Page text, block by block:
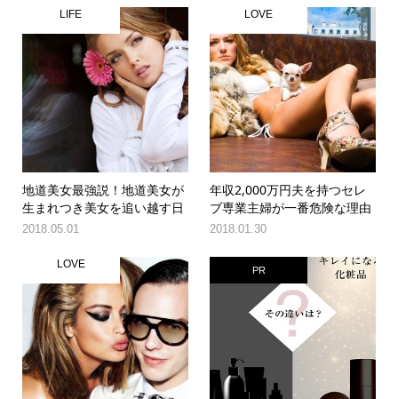
LIFE
地道美女最強説！地道美女が
生まれつき美女を追い越す日
2018.05.01
LOVE
年収2,000万円夫を持つセレ
ブ専業主婦が一番危険な理由
2018.01.30
LOVE PR